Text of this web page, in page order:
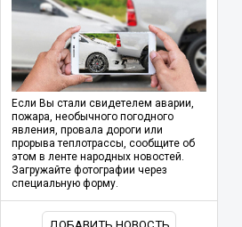
Если Вы стали свидетелем аварии,
пожара, необычного погодного
явления, провала дороги или
прорыва теплотрассы, сообщите об
этом в ленте народных новостей.
Загружайте фотографии через
специальную форму.